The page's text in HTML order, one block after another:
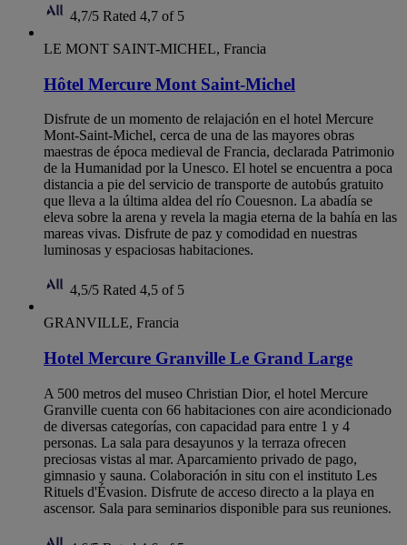
4,7/5 Rated 4,7 of 5
LE MONT SAINT-MICHEL, Francia
Hôtel Mercure Mont Saint-Michel
Disfrute de un momento de relajación en el hotel Mercure
Mont-Saint-Michel, cerca de una de las mayores obras
maestras de época medieval de Francia, declarada Patrimonio
de la Humanidad por la Unesco. El hotel se encuentra a poca
distancia a pie del servicio de transporte de autobús gratuito
que lleva a la última aldea del río Couesnon. La abadía se
eleva sobre la arena y revela la magia eterna de la bahía en las
mareas vivas. Disfrute de paz y comodidad en nuestras
luminosas y espaciosas habitaciones.
4,5/5 Rated 4,5 of 5
GRANVILLE, Francia
Hotel Mercure Granville Le Grand Large
A 500 metros del museo Christian Dior, el hotel Mercure
Granville cuenta con 66 habitaciones con aire acondicionado
de diversas categorías, con capacidad para entre 1 y 4
personas. La sala para desayunos y la terraza ofrecen
preciosas vistas al mar. Aparcamiento privado de pago,
gimnasio y sauna. Colaboración in situ con el instituto Les
Rituels d'Évasion. Disfrute de acceso directo a la playa en
ascensor. Sala para seminarios disponible para sus reuniones.